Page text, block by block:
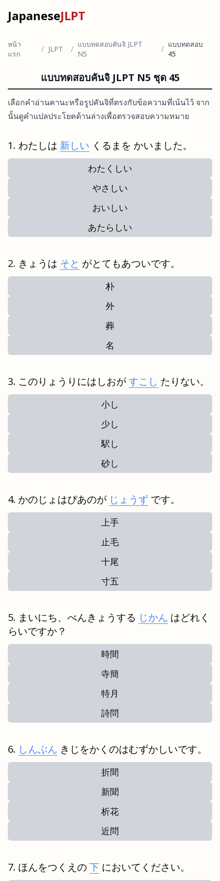
JapaneseJLPT
หน้า
แรก
/ JLPT / แบบทดสอบคันจิ JLPT
N5
/ แบบทดสอบ
45
แบบทดสอบคันจิ JLPT N5 ชุด 45
เลือกคำอ่านคานะหรือรูปคันจิที่ตรงกับข้อความที่เน้นไว้ จาก
นั้นดูคำแปลประโยคด้านล่างเพื่อตรวจสอบความหมาย
わたしは 新しい くるまを かいました。
わたくしい
やさしい
おいしい
あたらしい
きょうは そと がとてもあついです。
朴
外
葬
名
このりょうりにはしおがすこし たりない。
小し
少し
駅し
砂し
かのじょはぴあのが じょうず です。
上手
止毛
十尾
寸五
まいにち、べんきょうする じかん はどれく
らいですか？
時間
寺簡
特月
詩問
しんぶん きじをかくのはむずかしいです。
折間
新聞
析花
近問
ほんをつくえの 下 においてください。